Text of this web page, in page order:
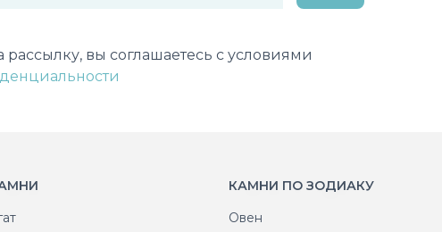
вы соглашаетесь с условиями
КАМНИ ПО ЗОДИАКУ
Овен